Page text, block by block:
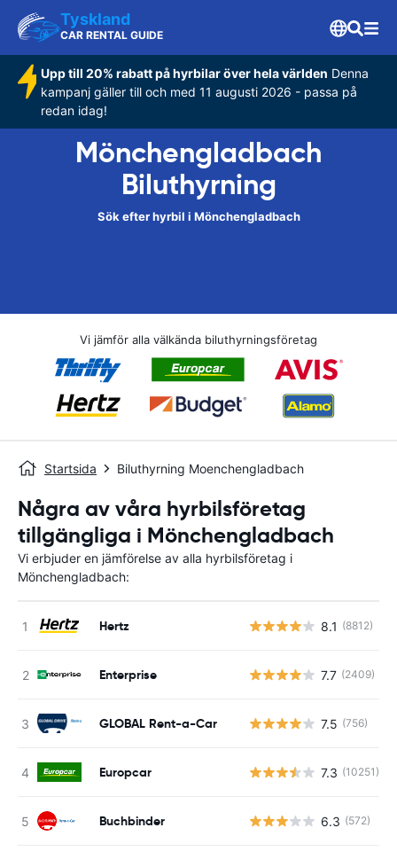
Tyskland
CAR RENTAL GUIDE
Upp till 20% rabatt på hyrbilar över hela världen Denna
kampanj gäller till och med 11 augusti 2026 - passa på
redan idag!
Mönchengladbach
Biluthyrning
Sök efter hyrbil i Mönchengladbach
Vi jämför alla välkända biluthyrningsföretag
Startsida Biluthyrning Moenchengladbach
Några av våra hyrbilsföretag
tillgängliga i Mönchengladbach
Vi erbjuder en jämförelse av alla hyrbilsföretag i
Mönchengladbach:
Hertz 8.1 (8812)
Enterprise 7.7 (2409)
GLOBAL Rent-a-Car 7.5 (756)
Europcar 7.3 (10251)
Buchbinder 6.3 (572)